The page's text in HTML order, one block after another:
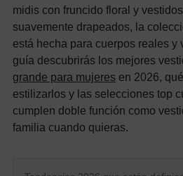
midis con fruncido floral y
suavemente drapeados, la
está hecha para cuerpos reales y
guía descubrirás los mejores
grande para mujeres en 2026,
estilizarlos y las selecciones top
cumplen doble función como
familia cuando quieras.